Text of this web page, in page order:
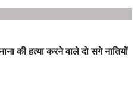
की हत्या करने वाले दो सगे नातियों